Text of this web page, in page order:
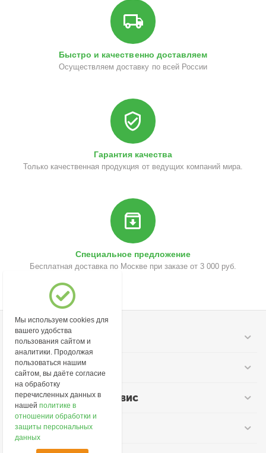
Быстро и качественно доставляем
Осуществляем доставку по всей России
Гарантия качества
Только качественная продукция от ведущих компаний мира.
Специальное предложение
Бесплатная доставка по Москве при заказе от 3 000 руб.
Моя учетная запись
Информация
Покупательский сервис
Контакты
Мы используем cookies для
вашего удобства
пользования сайтом и
аналитики. Продолжая
пользоваться нашим
сайтом, вы даёте согласие
на обработку
перечисленных данных в
нашейполитике в
отношении обработки и
защиты персональных
данных